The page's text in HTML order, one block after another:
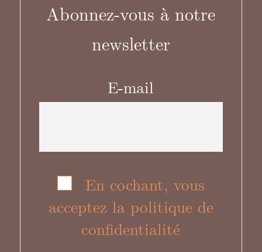
Abonnez-vous à notre
newsletter
E-mail
En cochant, vous
acceptez la politique de
confidentialité